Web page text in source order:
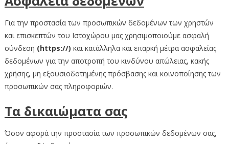
Για την προστασία των προσωπικών δεδομένων των χρηστών
και επισκεπτών του Ιστοχώρου μας χρησιμοποιούμε ασφαλή
σύνδεση (https://) και κατάλληλα και επαρκή μέτρα ασφαλείας
δεδομένων για την αποτροπή του κινδύνου απώλειας, κακής
χρήσης, μη εξουσιοδοτημένης πρόσβασης και κοινοποίησης των
προσωπικών σας πληροφοριών.
Τα δικαιώματα σας
Όσον αφορά την προστασία των προσωπικών δεδομένων σας,